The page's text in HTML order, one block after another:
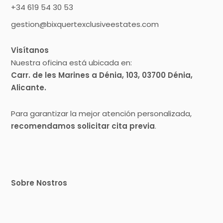
+34 619 54 30 53
gestion@bixquertexclusiveestates.com
Visítanos
Nuestra oficina está ubicada en:
Carr. de les Marines a Dénia, 103, 03700 Dénia,
Alicante.
Para garantizar la mejor atención personalizada,
recomendamos solicitar cita previa.
Sobre Nostros